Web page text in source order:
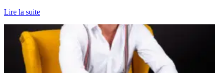
Lire la suite